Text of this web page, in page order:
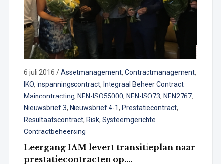
6 juli 2016 /Assetmanagement, Contractmanagement,
IKO, Inspanningscontract, Integraal Beheer Contract,
Maincontracting, NEN-ISO55000, NEN-ISO73, NEN2767,
Nieuwsbrief 3, Nieuwsbrief 4-1, Prestatiecontract,
Resultaatscontract, Risk, Systeemgerichte
Contractbeheersing
Leergang IAM levert transitieplan naar
prestatiecontracten op….